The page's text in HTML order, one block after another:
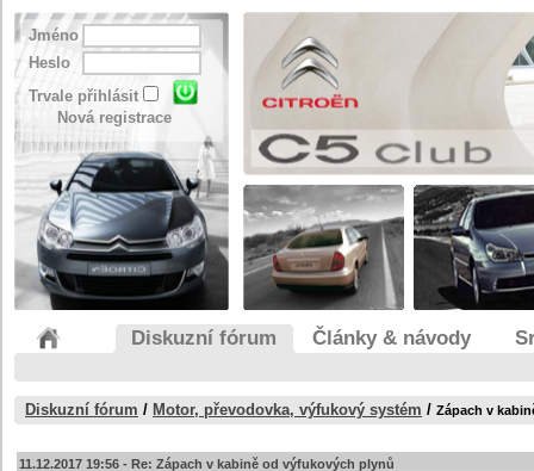
Jméno
Heslo
Trvale přihlásit
Nová registrace
Diskuzní fórum Články & návody
Diskuzní fórum / Motor, převodovka, výfukový systém / Zápach v
11.12.2017 19:56 - Re: Zápach v kabině od výfukových plynů